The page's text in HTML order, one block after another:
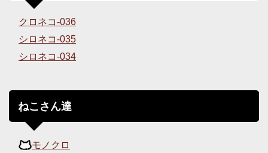
クロネコ-036
シロネコ-035
シロネコ-034
ねこさん達
モノクロ